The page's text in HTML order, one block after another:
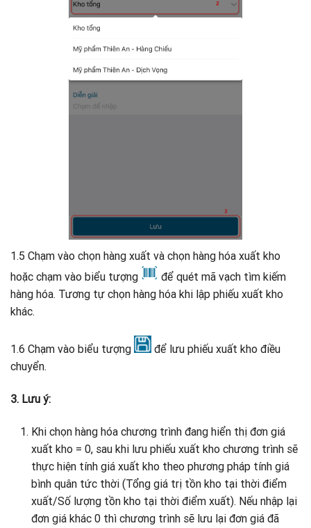
1.5 Chạm vào chọn hàng xuất và chọn hàng hóa xuất kho
hoặc chạm vào biểu tượng
để quét mã vạch tìm kiếm
hàng hóa. Tương tự chọn hàng hóa khi lập phiếu xuất kho
khác.
1.6 Chạm vào biểu tượng
để lưu phiếu xuất kho điều
chuyển.
3. Lưu ý:
Khi chọn hàng hóa chương trình đang hiển thị đơn giá
xuất kho = 0, sau khi lưu phiếu xuất kho chương trình sẽ
thực hiện tính giá xuất kho theo phương pháp tính giá
bình quân tức thời (Tổng giá trị tồn kho tại thời điểm
xuất/Số lượng tồn kho tại thời điểm xuất). Nếu nhập lại
đơn giá khác 0 thì chương trình sẽ lưu lại đơn giá đã